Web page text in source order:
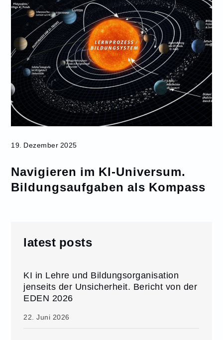
19. Dezember 2025
Navigieren im KI-Universum.
Bildungsaufgaben als Kompass
latest posts
KI in Lehre und Bildungsorganisation
jenseits der Unsicherheit. Bericht von der
EDEN 2026
22. Juni 2026